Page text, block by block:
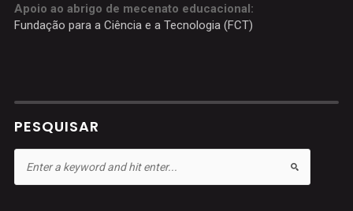
Apoio ao abrigo de mecenato educacional:
Fundação para a Ciência e a Tecnologia (FCT)
PESQUISAR